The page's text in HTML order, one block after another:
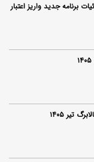
برنامه جدید واریز اعتبار
تیر ۱۴۰۵